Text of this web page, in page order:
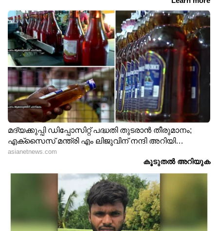
'4-ാം വയസിൽ ലൈം​
ഗികാതിക്രമം, 18ൽ
വിവാഹം, ഭർത്താവിന്
പരസ്ത്രീ ബന്ധം, ​ഗർഭം
അലസി'; കുടുംബം
തകർത്തവൾ വിളികളോട്
കെനീഷ
മക്കളേയും കൊണ്ട്
കടത്തിണ്ണയിൽ, കാവലായ
തെരുവ് നായകൾ, ഭിക്ഷ
യാചിച്ച അമ്മ, അവരെ
ഏറ്റെടുത്തൊരു അച്ഛൻ;
ഇത് ​ഗം​ഗയുടെ ജീവിതം